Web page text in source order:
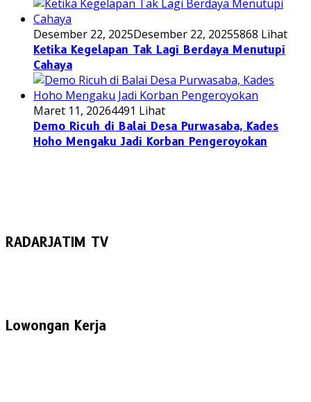
Desember 22, 2025Desember 22, 20255868 Lihat
Ketika Kegelapan Tak Lagi Berdaya Menutupi
Cahaya
Maret 11, 20264491 Lihat
Demo Ricuh di Balai Desa Purwasaba, Kades
Hoho Mengaku Jadi Korban Pengeroyokan
RADARJATIM TV
Lowongan Kerja